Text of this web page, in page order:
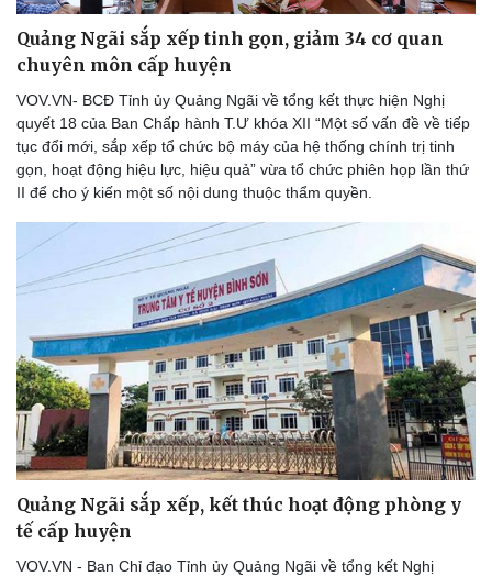
Văn hóa
Sân khấu - Điện ảnh
Âm nhạc
Di sản
Giải trí
Nghệ sĩ
Thời trang
Sao Việt
Quảng Ngãi sắp xếp tinh gọn, giảm 34 cơ quan
chuyên môn cấp huyện
VOV.VN- BCĐ Tỉnh ủy Quảng Ngãi về tổng kết thực hiện Nghị
quyết 18 của Ban Chấp hành T.Ư khóa XII “Một số vấn đề về tiếp
tục đổi mới, sắp xếp tổ chức bộ máy của hệ thống chính trị tinh
gọn, hoạt động hiệu lực, hiệu quả” vừa tổ chức phiên họp lần thứ
II để cho ý kiến một số nội dung thuộc thẩm quyền.
Quảng Ngãi sắp xếp, kết thúc hoạt động phòng y
tế cấp huyện
VOV.VN - Ban Chỉ đạo Tỉnh ủy Quảng Ngãi về tổng kết Nghị